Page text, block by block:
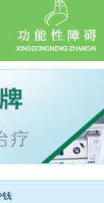
钱